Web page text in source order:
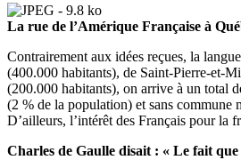
La rue de l’Amérique Française à
Contrairement aux idées reçues, la
(400.000 habitants), de Saint-Pierre-et-
(200.000 habitants), on arrive à un total
(2 % de la population) et sans commune
D’ailleurs, l’intérêt des Français pour la
Charles de Gaulle disait : « Le fait